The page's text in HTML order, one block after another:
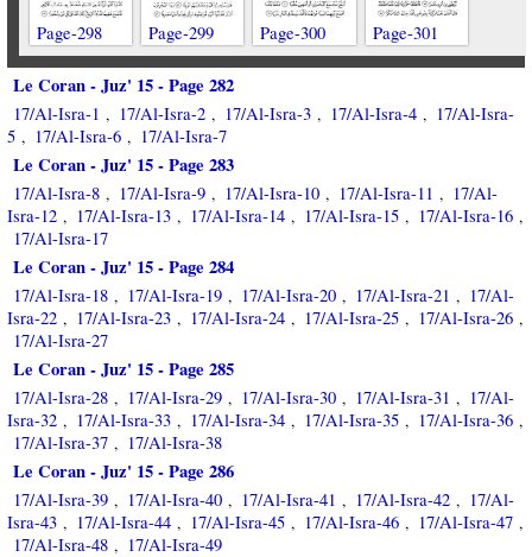
Page-298 Page-299 Page-300 Page-301
Le Coran - Juz' 15 - Page 282
17/Al-Isra-1 , 17/Al-Isra-2 , 17/Al-Isra-3 , 17/Al-Isra-4 , 17/Al-Isra-
5 , 17/Al-Isra-6 , 17/Al-Isra-7
Le Coran - Juz' 15 - Page 283
17/Al-Isra-8 , 17/Al-Isra-9 , 17/Al-Isra-10 , 17/Al-Isra-11 , 17/Al-
Isra-12 , 17/Al-Isra-13 , 17/Al-Isra-14 , 17/Al-Isra-15 , 17/Al-Isra-16 ,
17/Al-Isra-17
Le Coran - Juz' 15 - Page 284
17/Al-Isra-18 , 17/Al-Isra-19 , 17/Al-Isra-20 , 17/Al-Isra-21 , 17/Al-
Isra-22 , 17/Al-Isra-23 , 17/Al-Isra-24 , 17/Al-Isra-25 , 17/Al-Isra-26 ,
17/Al-Isra-27
Le Coran - Juz' 15 - Page 285
17/Al-Isra-28 , 17/Al-Isra-29 , 17/Al-Isra-30 , 17/Al-Isra-31 , 17/Al-
Isra-32 , 17/Al-Isra-33 , 17/Al-Isra-34 , 17/Al-Isra-35 , 17/Al-Isra-36 ,
17/Al-Isra-37 , 17/Al-Isra-38
Le Coran - Juz' 15 - Page 286
17/Al-Isra-39 , 17/Al-Isra-40 , 17/Al-Isra-41 , 17/Al-Isra-42 , 17/Al-
Isra-43 , 17/Al-Isra-44 , 17/Al-Isra-45 , 17/Al-Isra-46 , 17/Al-Isra-47 ,
17/Al-Isra-48 , 17/Al-Isra-49